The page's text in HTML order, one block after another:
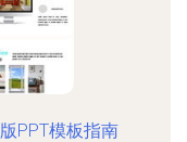
PPT模板指南